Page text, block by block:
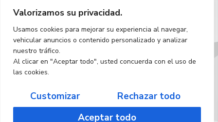
Valorizamos su privacidad.
Usamos cookies para mejorar su experiencia al navegar,
vehicular anuncios o contenido personalizado y analizar
nuestro tráfico.
Al clicar en "Aceptar todo", usted concuerda con el uso de
las cookies.
Customizar
Rechazar todo
Aceptar todo
Reservados todos los derechos
Español